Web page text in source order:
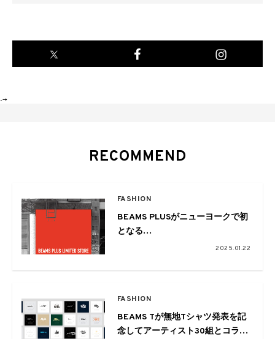
-->
RECOMMEND
FASHION
BEAMS PLUSがニューヨークで初
となる
単独期間限定ストアをオープン
2025.01.22
FASHION
BEAMS Tが無地Tシャツ発表を記
念してアーティスト30組とコラ